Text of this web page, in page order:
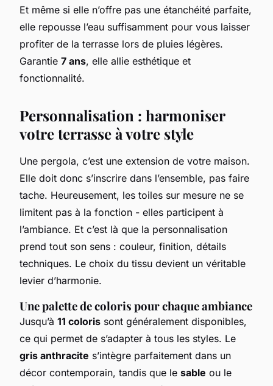
Et même si elle n’offre pas une étanchéité parfaite,
elle repousse l’eau suffisamment pour vous laisser
profiter de la terrasse lors de pluies légères.
Garantie 7 ans, elle allie esthétique et
fonctionnalité.
Personnalisation : harmoniser
votre terrasse à votre style
Une pergola, c’est une extension de votre maison.
Elle doit donc s’inscrire dans l’ensemble, pas faire
tache. Heureusement, les toiles sur mesure ne se
limitent pas à la fonction - elles participent à
l’ambiance. Et c’est là que la personnalisation
prend tout son sens : couleur, finition, détails
techniques. Le choix du tissu devient un véritable
levier d’harmonie.
Une palette de coloris pour chaque ambiance
Jusqu’à 11 coloris sont généralement disponibles,
ce qui permet de s’adapter à tous les styles. Le
gris anthracite s’intègre parfaitement dans un
décor contemporain, tandis que le sable ou le